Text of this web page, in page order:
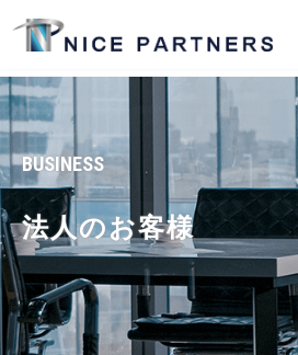
BUSINESS
法人のお客様